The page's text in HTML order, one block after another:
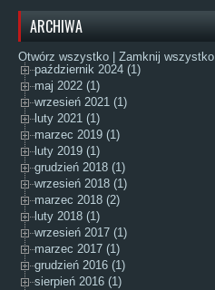
ARCHIWA
Otwórz wszystko
Zamknij wszystko
październik 2024 (1)
maj 2022 (1)
wrzesień 2021 (1)
luty 2021 (1)
marzec 2019 (1)
luty 2019 (1)
grudzień 2018 (1)
wrzesień 2018 (1)
marzec 2018 (2)
luty 2018 (1)
wrzesień 2017 (1)
marzec 2017 (1)
grudzień 2016 (1)
sierpień 2016 (1)